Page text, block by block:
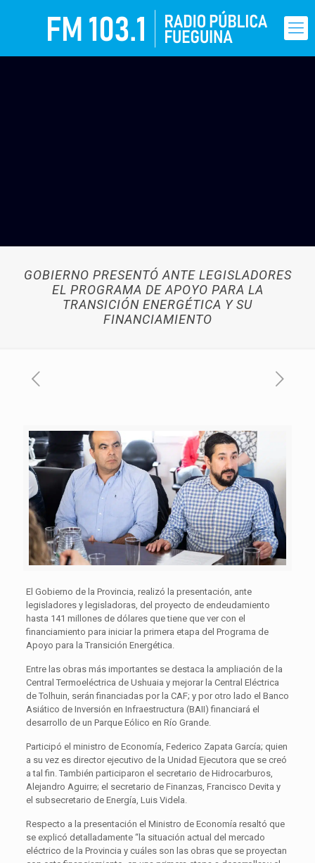
GOBIERNO PRESENTÓ ANTE LEGISLADORES
EL PROGRAMA DE APOYO PARA LA
TRANSICIÓN ENERGÉTICA Y SU
FINANCIAMIENTO
El Gobierno de la Provincia, realizó la presentación, ante
legisladores y legisladoras, del proyecto de endeudamiento
hasta 141 millones de dólares que tiene que ver con el
financiamiento para iniciar la primera etapa del Programa de
Apoyo para la Transición Energética.
Entre las obras más importantes se destaca la ampliación de la
Central Termoeléctrica de Ushuaia y mejorar la Central Eléctrica
de Tolhuin, serán financiadas por la CAF; y por otro lado el Banco
Asiático de Inversión en Infraestructura (BAII) financiará el
desarrollo de un Parque Eólico en Río Grande.
Participó el ministro de Economía, Federico Zapata García; quien
a su vez es director ejecutivo de la Unidad Ejecutora que se creó
a tal fin. También participaron el secretario de Hidrocarburos,
Alejandro Aguirre; el secretario de Finanzas, Francisco Devita y
el subsecretario de Energía, Luis Videla.
Respecto a la presentación el Ministro de Economía resaltó que
se explicó detalladamente “la situación actual del mercado
eléctrico de la Provincia y cuáles son las obras que se proyectan